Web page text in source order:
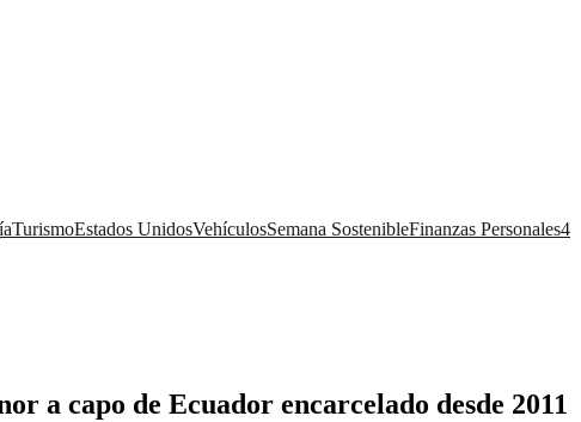
TurismoEstados UnidosVehículosSemana SostenibleFinanzas Personales4
a capo de Ecuador encarcelado desde 2011